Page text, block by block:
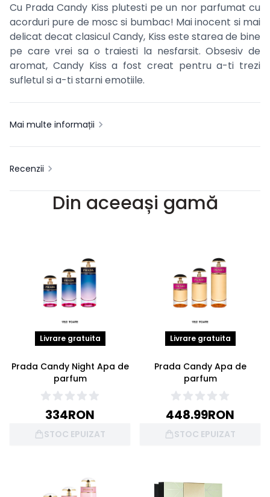
Cu Prada Candy Kiss plutesti pe un nor parfumat cu
acorduri pure de mosc si bumbac! Mai inocent si mai
delicat decat clasicul Candy, Kiss este starea de bine
pe care vrei sa o traiesti la nesfarsit. Obsesiv de
aromat, Candy Kiss a fost creat pentru a-ti trezi
sufletul si a-ti starni emotiile.
Mai multe informații
Recenzii
Din aceeași gamă
Livrare gratuita
Prada Candy Night Apa de
parfum
334RON
STOC EPUIZAT
Livrare gratuita
Prada Candy Apa de
parfum
448.99RON
STOC EPUIZAT